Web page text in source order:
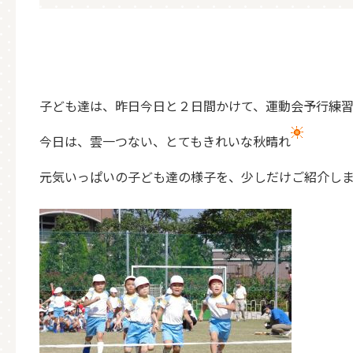
子ども達は、昨日今日と２日間かけて、運動会予行練
今日は、雲一つない、とてもきれいな秋晴れ
元気いっぱいの子ども達の様子を、少しだけご紹介し